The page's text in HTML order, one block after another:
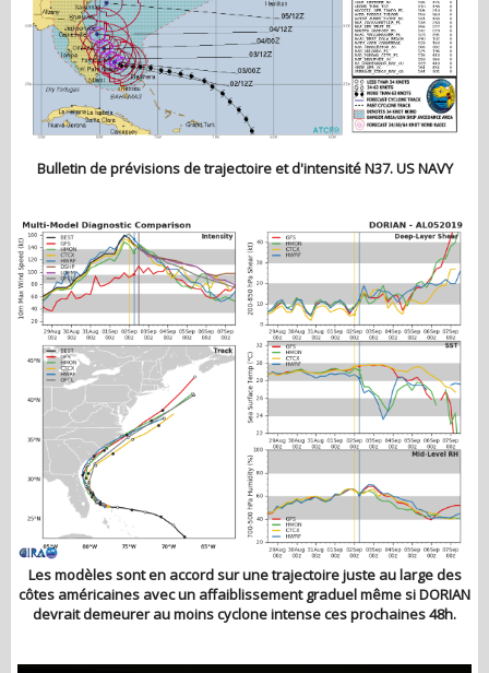
Bulletin de prévisions de trajectoire et d'intensité N37. US NAVY
Les modèles sont en accord sur une trajectoire juste au large des
côtes américaines avec un affaiblissement graduel même si DORIAN
devrait demeurer au moins cyclone intense ces prochaines 48h.